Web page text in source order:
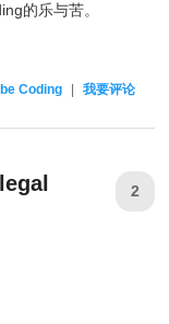
的乐与苦。
Coding 我要评论
2